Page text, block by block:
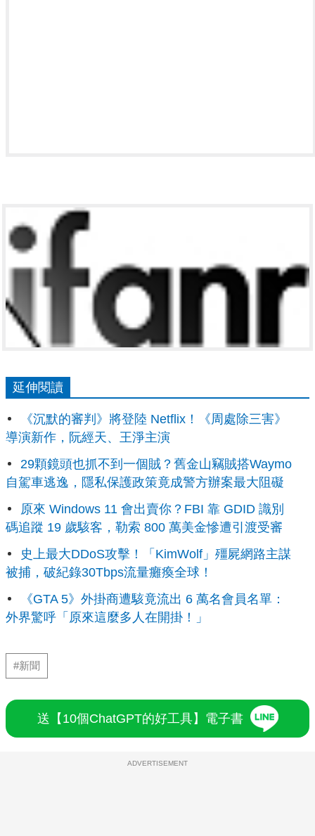
延伸閱讀
《沉默的審判》將登陸 Netflix！《周處除三害》
導演新作，阮經天、王淨主演
29顆鏡頭也抓不到一個賊？舊金山竊賊搭Waymo
自駕車逃逸，隱私保護政策竟成警方辦案最大阻礙
原來 Windows 11 會出賣你？FBI 靠 GDID 識別
碼追蹤 19 歲駭客，勒索 800 萬美金慘遭引渡受審
史上最大DDoS攻擊！「KimWolf」殭屍網路主謀
被捕，破紀錄30Tbps流量癱瘓全球！
《GTA 5》外掛商遭駭竟流出 6 萬名會員名單：
外界驚呼「原來這麼多人在開掛！」
#新聞
送【10個ChatGPT的好工具】電子書
ADVERTISEMENT